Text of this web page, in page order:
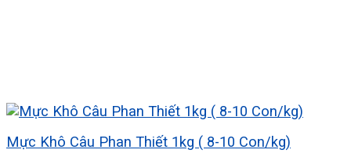
Mực Khô Câu Phan Thiết 1kg ( 8-10 Con/kg)